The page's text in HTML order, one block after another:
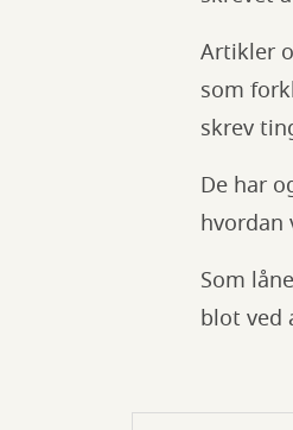
Artikler
som
skrev
De har
hvordan
Som
blot ved